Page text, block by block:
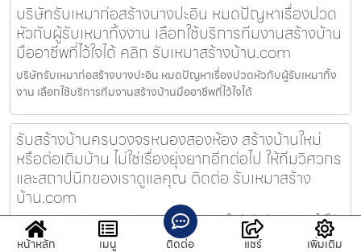
บริษัทรับเหมาก่อสร้างบางปะอิน หมดปัญหาเรื่องปวด
หัวกับผู้รับเหมาทิ้งงาน เลือกใช้บริการทีมงานสร้างบ้าน
มืออาชีพที่ไว้ใจได้ คลิก รับเหมาสร้างบ้าน.com
บริษัทรับเหมาก่อสร้างบางปะอิน หมดปัญหาเรื่องปวดหัวกับผู้รับเหมาทิ้ง
งาน เลือกใช้บริการทีมงานสร้างบ้านมืออาชีพที่ไว้ใจได้
รับสร้างบ้านครบวงจรหนองสองห้อง สร้างบ้านใหม่
หรือต่อเติมบ้าน ไม่ใช่เรื่องยุ่งยากอีกต่อไป ให้ทีมวิศวกร
และสถาปนิกของเราดูแลคุณ ติดต่อ รับเหมาสร้าง
บ้าน.com
รับสร้างบ้านครบวงจรหนองสองห้อง สร้างบ้านใหม่หรือต่อเติมบ้าน ไม่ใช่
เรื่องยุ่งยากอีกต่อไป ให้ทีมวิศวกรและสถาปนิกของเราดูแล
หน้าหลัก เมนู ติดต่อ แชร์ เพิ่มเติม